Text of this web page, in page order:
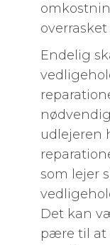
Endelig
udlejeren
som lejer
Det kan
pære til at